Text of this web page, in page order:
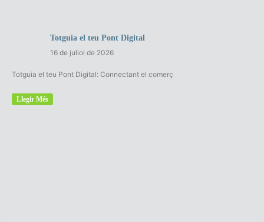
Totguia el teu Pont Digital
16 de juliol de 2026
Totguia el teu Pont Digital: Connectant el comerç
Llegir Més